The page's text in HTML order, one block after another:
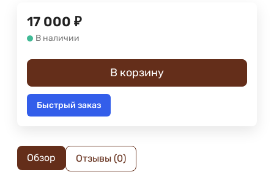
17 000 ₽
В наличии
В корзину
Быстрый заказ
Обзор Отзывы (0)